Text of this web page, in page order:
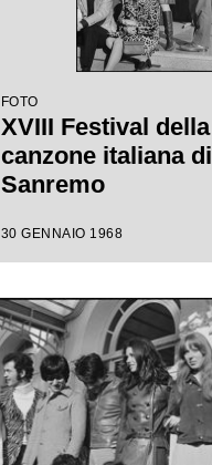
FOTO
XVIII Festival della
canzone italiana di
Sanremo
30 GENNAIO 1968